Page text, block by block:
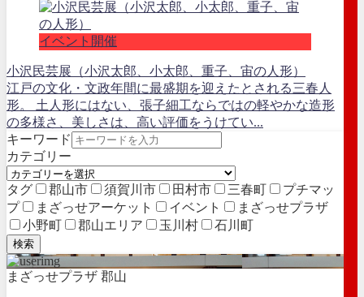
イベント開催
小沢民芸展（小沢太郎、小太郎、重子、宙の人形）
江戸の文化・文政年間に最盛期を迎えたとされる三春人
形。 土人形にはない、張子細工ならではの軽やかな造形
の多様さ、美しさは、高い評価をうけてい...
キーワード
カテゴリー
タグ 郡山市 須賀川市 田村市 三春町
プチマッ
プ
まざっせアーケット イベント
まざっせプラザ
小野町
郡山エリア 玉川村 石川町
検索
まざっせプラザ 郡山